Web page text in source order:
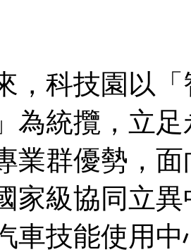
科技園以「
為統攬，立
業群優勢，
家級協同立
車技能使用